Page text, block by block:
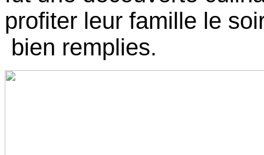
profiter leur famille le
bien remplies.